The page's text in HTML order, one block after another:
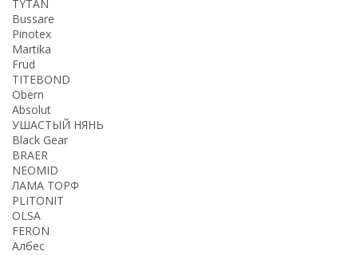
TYTAN
Bussare
Pinotex
Martika
Frud
TITEBOND
Obern
Absolut
УШАСТЫЙ НЯНЬ
Black Gear
BRAER
NEOMID
ЛАМА ТОРФ
PLITONIT
OLSA
FERON
Албес